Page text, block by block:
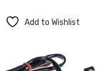
Add to Wishlist